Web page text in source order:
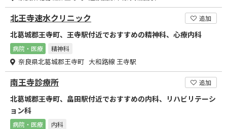
北王寺速水クリニック 追加
北葛城郡王寺町、王寺駅付近でおすすめの精神科、心療内科
病院・医療 精神科
奈良県北葛城郡王寺町 大和路線 王寺駅
南王寺診療所 追加
北葛城郡王寺町、畠田駅付近でおすすめの内科、リハビリテーシ
ョン科
病院・医療 内科